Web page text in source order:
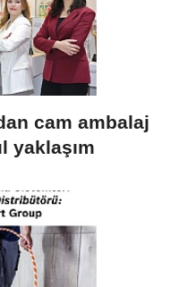
cam ambalaj
yaklaşım